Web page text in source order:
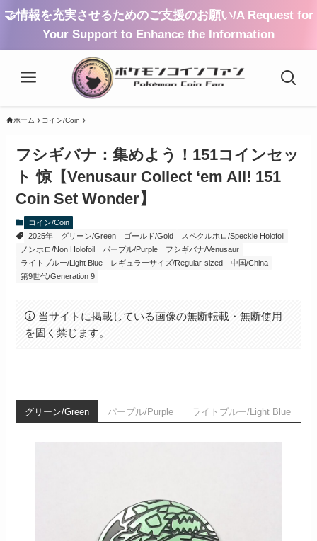
🤝情報を充実させるためのご支援のお願い/A Request for
Your Support to Enhance the Information
ホーム コイン/Coin
フシギバナ：集めよう！151コインセッ
ト 惊【Venusaur Collect ‘em All! 151
Coin Set Wonder】
コイン/Coin
2025年
グリーン/Green ゴールド/Gold
スペクルホロ/Speckle Holofoil
ノンホロ/Non Holofoil
パープル/Purple
フシギバナ/Venusaur
ライトブルー/Light Blue
レギュラーサイズ/Regular-sized
中国/China
第9世代/Generation 9
当サイトに掲載している画像の無断転載・無断使用
を固く禁じます。
グリーン/Green パープル/Purple ライトブルー/Light Blue